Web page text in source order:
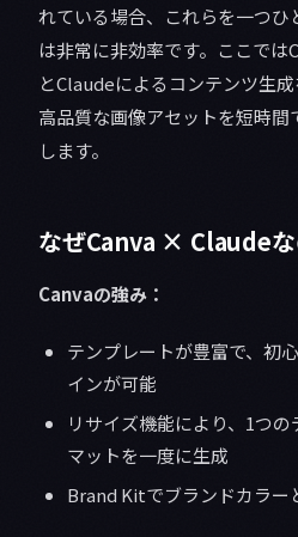
れている場合、これらを一つひ
は非常に非効率です。ここでは
とClaudeによるコンテンツ生成
高品質な画像アセットを短時
します。
なぜCanva × Claude
Canvaの強み：
テンプレートが豊富で、初
インが可能
リサイズ機能により、1つ
マットを一度に生成
Brand Kitでブランドカラー